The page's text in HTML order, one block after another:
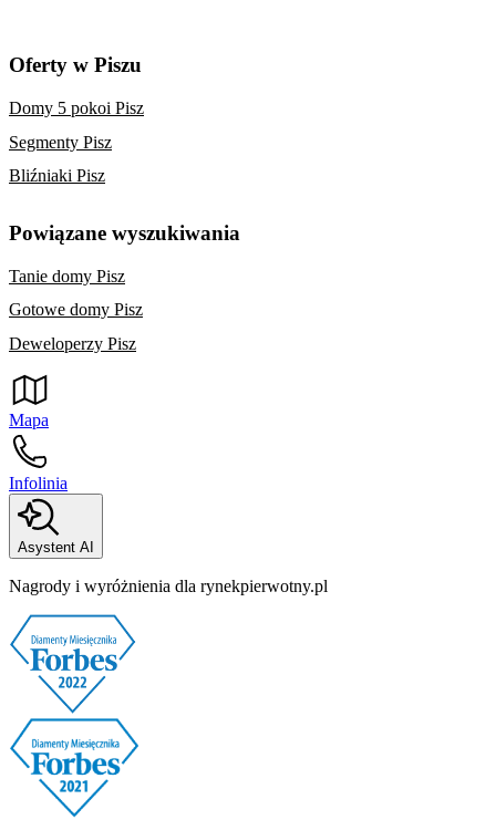
Oferty w Piszu
Domy 5 pokoi Pisz
Segmenty Pisz
Bliźniaki Pisz
Powiązane wyszukiwania
Tanie domy Pisz
Gotowe domy Pisz
Deweloperzy Pisz
Mapa
Infolinia
Asystent AI
Nagrody i wyróżnienia dla rynekpierwotny.pl